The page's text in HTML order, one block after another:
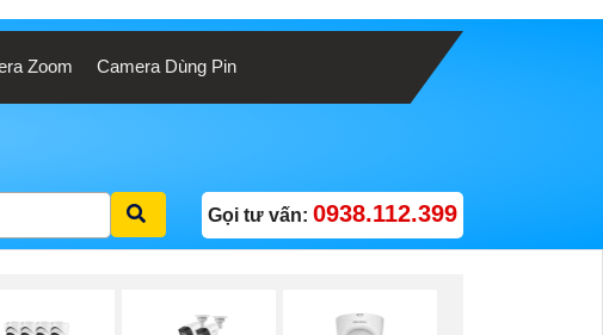
Zoom Camera Dùng Pin
Gọi tư vấn: 0938.112.399